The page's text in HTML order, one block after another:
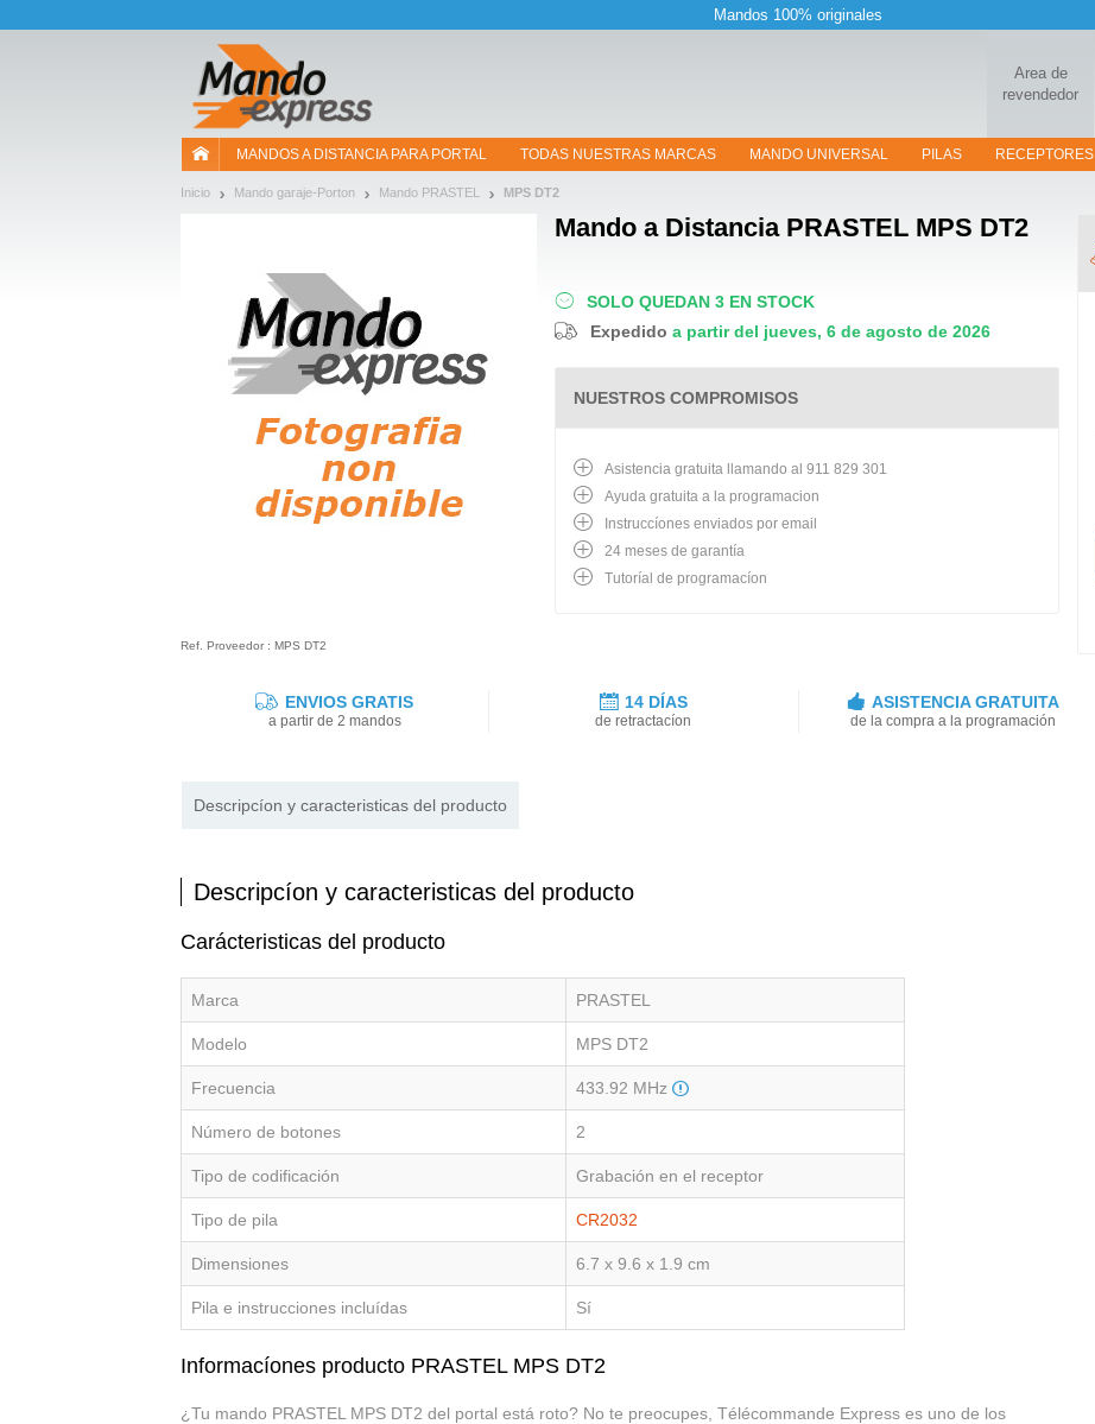
Mandos 100% originales
Area de
revendedor
MANDOS A DISTANCIA PARA PORTAL TODAS NUESTRAS MARCAS MANDO UNIVERSAL PILAS RECEPTORES
Inicio Mando garaje-Porton Mando PRASTEL MPS DT2
Mando a DistanciaPRASTEL MPS DT2
SOLO QUEDAN 3 EN STOCK
Expedido a partir del jueves, 6 de agosto de 2026
Ref. Proveedor : MPS DT2
NUESTROS COMPROMISOS
Asistencia gratuita llamando al 911 829 301
Ayuda gratuita a la programacion
Instruccíones enviados por email
24 meses de garantía
Tutoríal de programacíon
ENVIOS GRATIS
a partir de 2 mandos
14 DÍAS
de retractacíon
ASISTENCIA GRATUITA
de la compra a la programación
Descripcíon y caracteristicas del producto
Descripcíon y caracteristicas del producto
Carácteristicas del producto
Marca PRASTEL
Modelo MPS DT2
Frecuencia 433.92 MHz
Número de botones 2
Tipo de codificación Grabación en el receptor
Tipo de pila CR2032
Dimensiones 6.7 x 9.6 x 1.9 cm
Pila e instrucciones incluídas Sí
Informacíones producto PRASTEL MPS DT2
¿Tu mando PRASTEL MPS DT2 del portal está roto? No te preocupes, Télécommande Express es uno de los